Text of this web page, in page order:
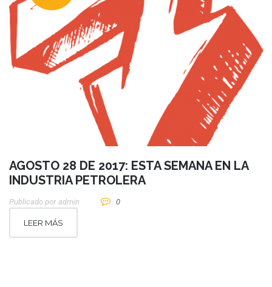
AGOSTO 28 DE 2017: ESTA SEMANA EN LA
INDUSTRIA PETROLERA
Publicado por Admin 0
LEER MÁS